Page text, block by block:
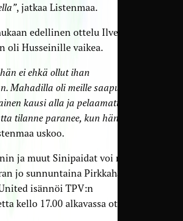
, jatkaa Listenmaa.
edellinen ottelu Ilves-
oli Husseinille vaikea.
ei ehkä ollut ihan
Mahadilla oli meille saapuessaan
kausi alla ja pelaamattomuus
tilanne paranee, kun hän saa
uskoo.
ja muut Sinipaidat voi nähdä
jo sunnuntaina Pirkkahallissa,
isännöi TPV:n
kello 17.00 alkavassa ottelussa.